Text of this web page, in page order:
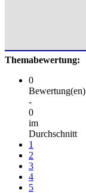
Themabewertung:
0
Bewertung(en)
-
0
im
Durchschnitt
1
2
3
4
5